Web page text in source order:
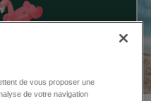
de vous proposer une
de votre navigation